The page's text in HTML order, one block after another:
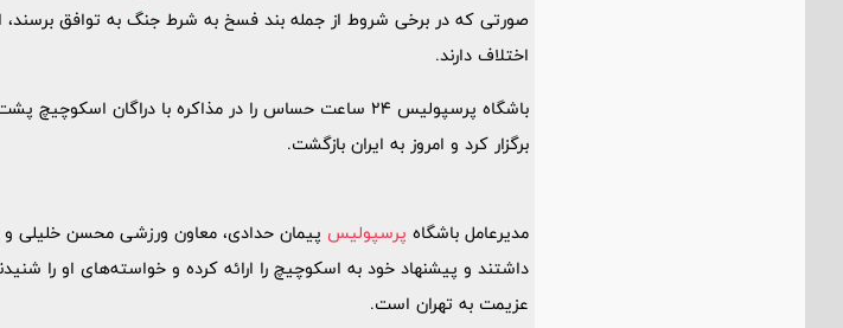
صورتی که در برخی شروط از جمله بند فسخ به شرط جنگ به توافق برسند،
اختلاف دارند.
باشگاه پرسپولیس 24 ساعت حساس را در مذاکره با
برگزار کرد و امروز به ایران بازگشت.
مدیرعامل باشگاه پرسپولیس پیمان حدادی، معاون ورزشی محسن خلیلی و
داشتند و پیشنهاد خود به اسکوچیچ را ارائه کرده و خواسته‌های او را
عزیمت به تهران است.